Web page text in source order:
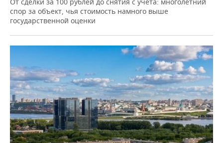
спор за объект, чья стоимость намного выше
государственной оценки